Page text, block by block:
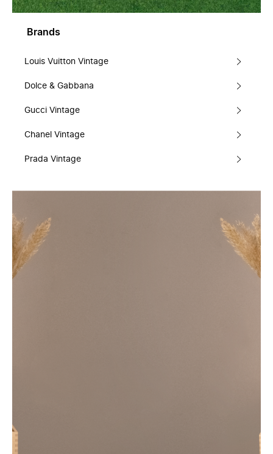
Brands
Louis Vuitton Vintage
Dolce & Gabbana
Gucci Vintage
Chanel Vintage
Prada Vintage